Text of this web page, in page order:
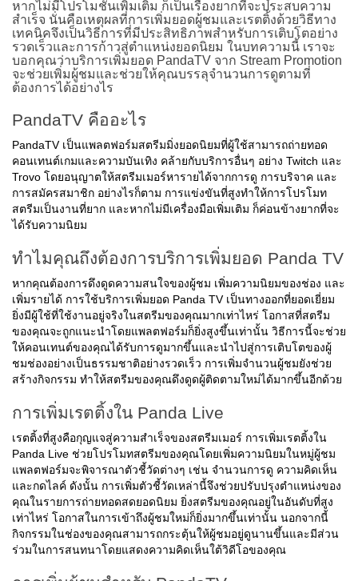
หากไม่มีโปรโมชันเพิ่มเติม ก็เป็นเรื่องยากที่จะประสบความ
สำเร็จ นั่นคือเหตุผลที่การเพิ่มยอดผู้ชมและเรตติ้งด้วยวิธีทาง
เทคนิคจึงเป็นวิธีการที่มีประสิทธิภาพสำหรับการเติบโตอย่าง
รวดเร็วและการก้าวสู่ตำแหน่งยอดนิยม ในบทความนี้ เราจะ
บอกคุณว่าบริการเพิ่มยอด PandaTV จาก Stream Promotion
จะช่วยเพิ่มผู้ชมและช่วยให้คุณบรรลุจำนวนการดูตามที่
ต้องการได้อย่างไร
PandaTV คืออะไร
PandaTV เป็นแพลตฟอร์มสตรีมมิ่งยอดนิยมที่ผู้ใช้สามารถถ่ายทอด
คอนเทนต์เกมและความบันเทิง คล้ายกับบริการอื่นๆ อย่าง Twitch และ
Trovo โดยอนุญาตให้สตรีมเมอร์หารายได้จากการดู การบริจาค และ
การสมัครสมาชิก อย่างไรก็ตาม การแข่งขันที่สูงทำให้การโปรโมท
สตรีมเป็นงานที่ยาก และหากไม่มีเครื่องมือเพิ่มเติม ก็ค่อนข้างยากที่จะ
ได้รับความนิยม
ทำไมคุณถึงต้องการบริการเพิ่มยอด Panda TV
หากคุณต้องการดึงดูดความสนใจของผู้ชม เพิ่มความนิยมของช่อง และ
เพิ่มรายได้ การใช้บริการเพิ่มยอด Panda TV เป็นทางออกที่ยอดเยี่ยม
ยิ่งมีผู้ใช้ที่ใช้งานอยู่จริงในสตรีมของคุณมากเท่าไหร่ โอกาสที่สตรีม
ของคุณจะถูกแนะนำโดยแพลตฟอร์มก็ยิ่งสูงขึ้นเท่านั้น วิธีการนี้จะช่วย
ให้คอนเทนต์ของคุณได้รับการดูมากขึ้นและนำไปสู่การเติบโตของผู้
ชมช่องอย่างเป็นธรรมชาติอย่างรวดเร็ว การเพิ่มจำนวนผู้ชมยังช่วย
สร้างกิจกรรม ทำให้สตรีมของคุณดึงดูดผู้ติดตามใหม่ได้มากขึ้นอีกด้วย
การเพิ่มเรตติ้งใน Panda Live
เรตติ้งที่สูงคือกุญแจสู่ความสำเร็จของสตรีมเมอร์ การเพิ่มเรตติ้งใน
Panda Live ช่วยโปรโมทสตรีมของคุณโดยเพิ่มความนิยมในหมู่ผู้ชม
แพลตฟอร์มจะพิจารณาตัวชี้วัดต่างๆ เช่น จำนวนการดู ความคิดเห็น
และกดไลค์ ดังนั้น การเพิ่มตัวชี้วัดเหล่านี้จึงช่วยปรับปรุงตำแหน่งของ
คุณในรายการถ่ายทอดสดยอดนิยม ยิ่งสตรีมของคุณอยู่ในอันดับที่สูง
เท่าไหร่ โอกาสในการเข้าถึงผู้ชมใหม่ก็ยิ่งมากขึ้นเท่านั้น นอกจากนี้
กิจกรรมในช่องของคุณสามารถกระตุ้นให้ผู้ชมอยู่ดูนานขึ้นและมีส่วน
ร่วมในการสนทนาโดยแสดงความคิดเห็นใต้วิดีโอของคุณ